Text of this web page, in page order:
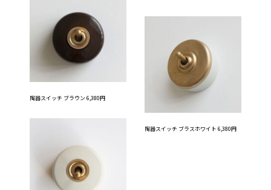
陶器スイッチ ブラウン 6,380円
陶器スイッチ ブラスホワイト 6,380円